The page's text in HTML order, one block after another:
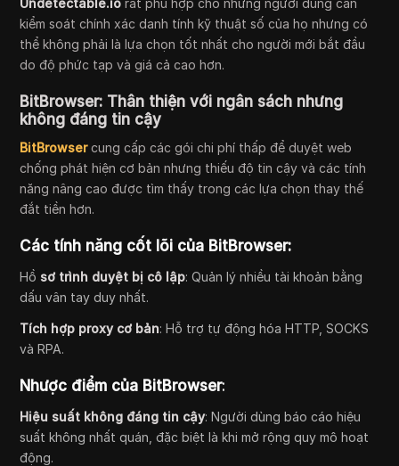
Undetectable.io rất phù hợp cho những người dùng cần
kiểm soát chính xác danh tính kỹ thuật số của họ nhưng có
thể không phải là lựa chọn tốt nhất cho người mới bắt đầu
do độ phức tạp và giá cả cao hơn.
BitBrowser: Thân thiện với ngân sách nhưng
không đáng tin cậy
BitBrowsercung cấp các gói chi phí thấp để duyệt web
chống phát hiện cơ bản nhưng thiếu độ tin cậy và các tính
năng nâng cao được tìm thấy trong các lựa chọn thay thế
đắt tiền hơn.
Các tính năng cốt lõi của BitBrowser:
Hồ sơ trình duyệt bị cô lập: Quản lý nhiều tài khoản bằng
dấu vân tay duy nhất.
Tích hợp proxy cơ bản: Hỗ trợ tự động hóa HTTP, SOCKS
và RPA.
Nhược điểm của BitBrowser:
Hiệu suất không đáng tin cậy: Người dùng báo cáo hiệu
suất không nhất quán, đặc biệt là khi mở rộng quy mô hoạt
động.